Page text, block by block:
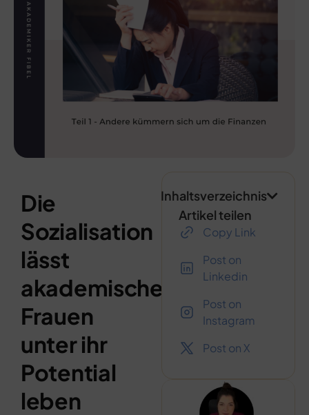
Die
Sozialisation
lässt
akademische
Frauen
unter ihr
Potential
leben
Inhaltsverzeichnis
Artikel teilen
Copy Link
Post on
Linkedin
Post on
Instagram
Post on X